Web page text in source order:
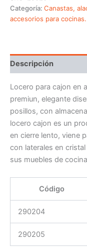
Categoría: Canastas,
accesorios para cocinas.
Descripción
Locero para cajon en
premiun, elegante
posillos, con
locero cajon es un
en cierre lento, viene
con laterales en
sus muebles de cocina
Código
290204
290205